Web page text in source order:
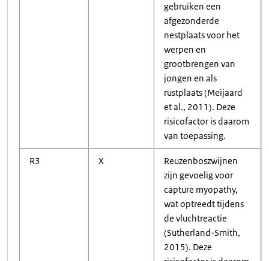
gebruiken een
afgezonderde
nestplaats voor het
werpen en
grootbrengen van
jongen en als
rustplaats (Meijaard
et al., 2011). Deze
risicofactor is daarom
van toepassing.
R3 X
Reuzenboszwijnen
zijn gevoelig voor
capture myopathy,
wat optreedt tijdens
de vluchtreactie
(Sutherland-Smith,
2015). Deze